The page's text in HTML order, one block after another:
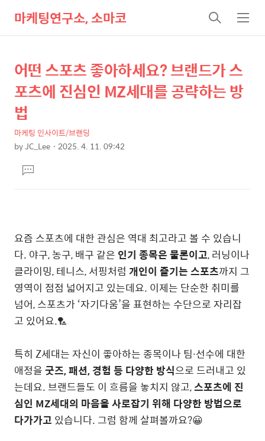
마케팅연구소, 소마코
검
색
메
뉴
상
세
컨
텐
츠
본
제
목
어떤 스포츠 좋아하세요? 브랜드가 스
포츠에 진심인 MZ세대를 공략하는 방
법
마케팅 인사이트/브랜딩
byJC_Lee 2025. 4. 11. 09:42
문댓
글
요즘 스포츠에 대한 관심은 역대 최고라고 볼 수 있습니
다. 야구, 농구, 배구 같은 인기 종목은 물론이고, 러닝이나
클라이밍, 테니스, 서핑처럼 개인이 즐기는 스포츠까지 그
영역이 점점 넓어지고 있는데요. 이제는 단순한 취미를
넘어, 스포츠가 ‘자기다움’을 표현하는 수단으로 자리잡
고 있어요.🏸
특히 Z세대는 자신이 좋아하는 종목이나 팀∙선수에 대한
애정을굿즈, 패션, 경험 등 다양한 방식으로 드러내고 있
는데요. 브랜드들도 이 흐름을 놓치지 않고,스포츠에 진
심인 MZ세대의 마음을 사로잡기 위해 다양한 방법으로
다가가고 있습니다. 그럼 함께 살펴볼까요?😀